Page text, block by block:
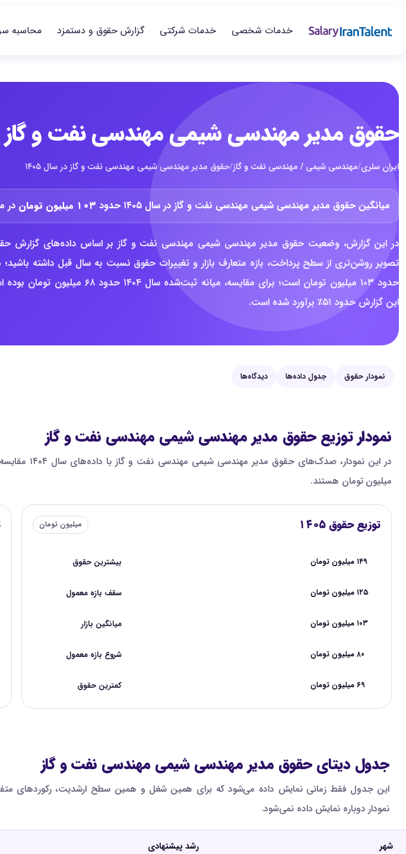
خدمات شخصی خدمات شرکتی گزارش حقوق و دستمزد محاسبه
حقوق مدیر مهندسی شیمی مهندسی نفت و گاز در
ایران سلری/مهندسی شیمی / مهندسی نفت و گاز/حقوق مدیر مهندسی شیمی مهندسی نفت و گاز در سال ۱۴۰۵
میانگین حقوق مدیر مهندسی شیمی مهندسی نفت و گاز در سال ۱۴۰۵ حدود ۱۰۳ میلیون تومان در
تصویر روشن‌تری از سطح پرداخت، بازه متعارف بازار و تغییرات حقوق نسبت به سال قبل داشته باشید؛
حدود ۱۰۳ میلیون تومان است؛ برای مقایسه،
این گزارش حدود ۵۱٪ برآورد شده است.
نمودار حقوق جدول داده‌ها دیدگاه‌ها
نمودار توزیع حقوق مدیر مهندسی شیمی مهندسی نفت و گاز
در این
میلیون تومان هستند.
توزیع حقوق ۱۴۰۵ میلیون تومان
بیشترین حقوق ۱۴۹ میلیون تومان
سقف بازه معمول ۱۲۵ میلیون تومان
میانگین بازار ۱۰۳ میلیون تومان
شروع بازه معمول ۸۰ میلیون تومان
کمترین حقوق ۶۹ میلیون تومان
جدول دیتای حقوق مدیر مهندسی شیمی مهندسی نفت و گاز
این جدول فقط زمانی نمایش داده می‌شود که برای همین شغل و همین سطح ارشدیت، رکوردهای
نمودار دوباره نمایش داده نمی‌شود.
شهر رشد پیشنهادی